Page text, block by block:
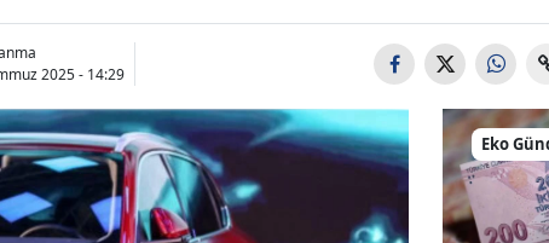
2025 - 14:29
Eko